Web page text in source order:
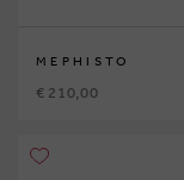
MEPHISTO
€ 210,00